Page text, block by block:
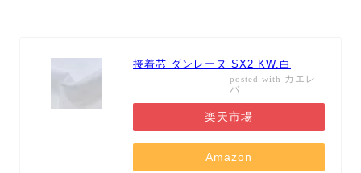
接着芯 ダンレーヌ SX2 KW.白
posted with カエレ
バ
楽天市場
Amazon